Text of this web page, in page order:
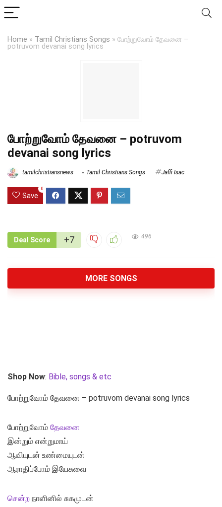
Home » Tamil Christians Songs » போற்றுவோம் தேவனை –
potruvom devanai song lyrics
போற்றுவோம் தேவனை – potruvom
devanai song lyrics
tamilchristiansnews Tamil Christians Songs Jaffi Isac
Save
0
Deal Score +7 496
MORE SONGS
Shop Now: Bible, songs & etc
போற்றுவோம் தேவனை – potruvom devanai song lyrics
போற்றுவோம் தேவனை
இன்றும் என்றுமாய்
ஆவியுடன் உண்மையுடன்
ஆராதிப்போம் இயேசுவை
சென்ற நாளினில் சுகமுடன்